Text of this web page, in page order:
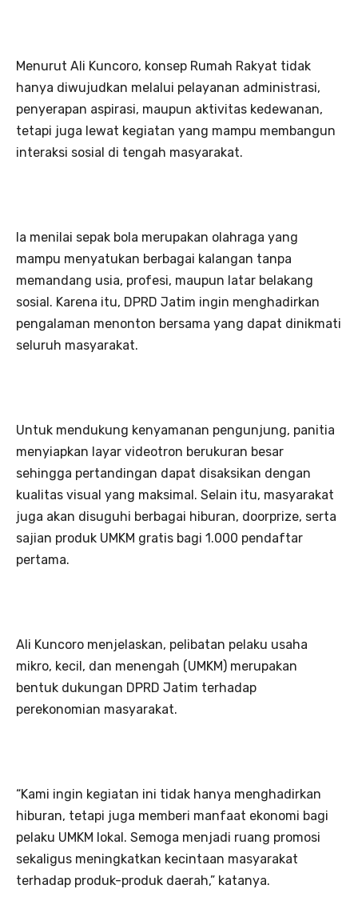
Menurut Ali Kuncoro, konsep Rumah Rakyat tidak
hanya diwujudkan melalui pelayanan administrasi,
penyerapan aspirasi, maupun aktivitas kedewanan,
tetapi juga lewat kegiatan yang mampu membangun
interaksi sosial di tengah masyarakat.
Ia menilai sepak bola merupakan olahraga yang
mampu menyatukan berbagai kalangan tanpa
memandang usia, profesi, maupun latar belakang
sosial. Karena itu, DPRD Jatim ingin menghadirkan
pengalaman menonton bersama yang dapat dinikmati
seluruh masyarakat.
Untuk mendukung kenyamanan pengunjung, panitia
menyiapkan layar videotron berukuran besar
sehingga pertandingan dapat disaksikan dengan
kualitas visual yang maksimal. Selain itu, masyarakat
juga akan disuguhi berbagai hiburan, doorprize, serta
sajian produk UMKM gratis bagi 1.000 pendaftar
pertama.
Ali Kuncoro menjelaskan, pelibatan pelaku usaha
mikro, kecil, dan menengah (UMKM) merupakan
bentuk dukungan DPRD Jatim terhadap
perekonomian masyarakat.
“Kami ingin kegiatan ini tidak hanya menghadirkan
hiburan, tetapi juga memberi manfaat ekonomi bagi
pelaku UMKM lokal. Semoga menjadi ruang promosi
sekaligus meningkatkan kecintaan masyarakat
terhadap produk-produk daerah,” katanya.